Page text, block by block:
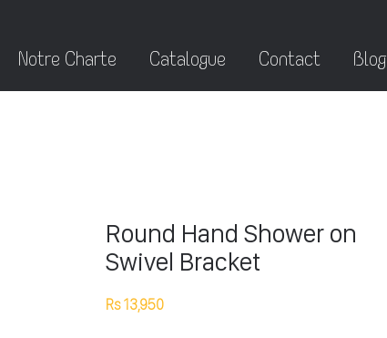
Notre Charte Catalogue Contact Blog
Round Hand Shower on
Swivel Bracket
Rs 13,950